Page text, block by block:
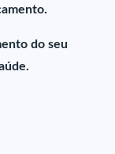
do seu